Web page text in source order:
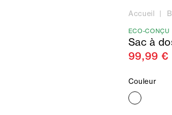
Accueil
ECO-CONÇU
Sac à
99,99 €
Couleur